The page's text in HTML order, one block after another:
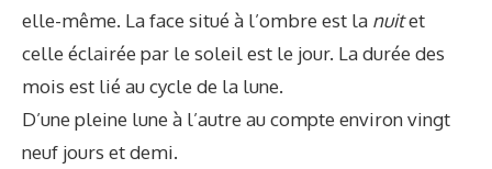
elle-même. La face situé à l’ombre est la nuitet
celle éclairée par le soleil est le jour. La durée des
mois est lié au cycle de la lune.
D’une pleine lune à l’autre au compte environ vingt
neuf jours et demi.